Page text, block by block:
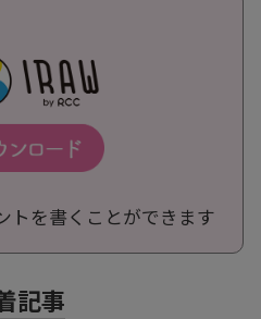
トを書くことができます
記事